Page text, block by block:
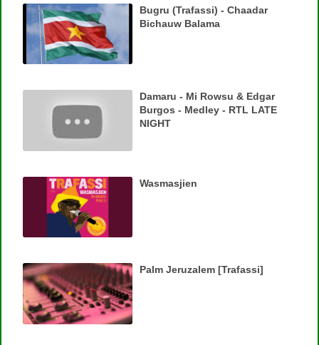
Bugru (Trafassi) - Chaadar
Bichauw Balama
Damaru - Mi Rowsu & Edgar
Burgos - Medley - RTL LATE
NIGHT
Wasmasjien
Palm Jeruzalem [Trafassi]